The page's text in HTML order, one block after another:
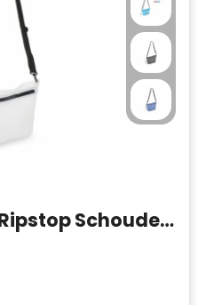
Waterbestendige Ripstop Schoudertas 33 x 23 x 13 cm